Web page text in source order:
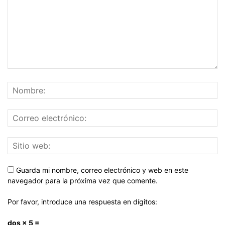
Guarda mi nombre, correo electrónico y web en este
navegador para la próxima vez que comente.
Por favor, introduce una respuesta en dígitos:
dos × 5 =